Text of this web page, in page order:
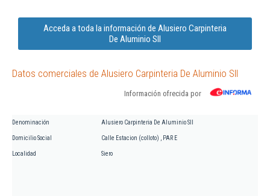
Acceda a toda la información de Alusiero Carpinteria
De Aluminio Sll
Datos comerciales de Alusiero Carpinteria De Aluminio Sll
Información ofrecida por
Denominación Alusiero Carpinteria De Aluminio Sll
Domicilio Social Calle Estacion (colloto) , PAR E
Localidad Siero